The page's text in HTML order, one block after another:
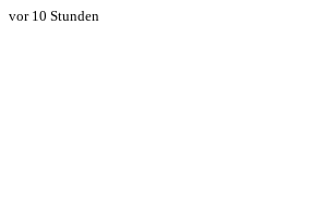
vor 10 Stunden